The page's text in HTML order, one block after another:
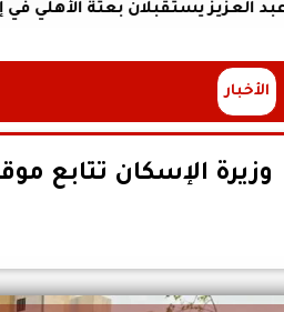
بعثة الأهلي في إسبانيا
الأخبار
وزيرة الإسكان تتابع